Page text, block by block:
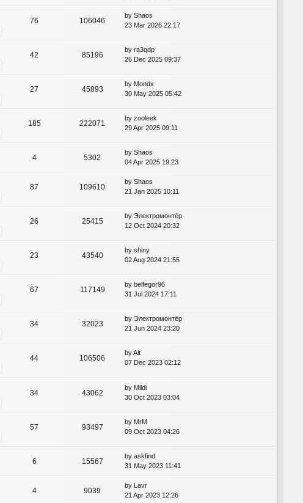
76 106046
by Shaos
23 Mar 2026 22:17
42 85196
by ra3qdp
26 Dec 2025 09:37
27 45893
by Mondx
30 May 2025 05:42
185 222071
by zooleek
29 Apr 2025 09:11
4 5302
by Shaos
04 Apr 2025 19:23
87 109610
by Shaos
21 Jan 2025 10:11
26 25415
by Электромонтёр
12 Oct 2024 20:32
23 43540
by shiny
02 Aug 2024 21:55
67 117149
by belfegor96
31 Jul 2024 17:11
34 32023
by Электромонтёр
21 Jun 2024 23:20
44 106506
byAlt
07 Dec 2023 02:12
34 43062
by Mildi
30 Oct 2023 03:04
57 93497
by MrM
09 Oct 2023 04:26
6 15567
by askfind
31 May 2023 11:41
4 9039
by Lavr
21 Apr 2023 12:26